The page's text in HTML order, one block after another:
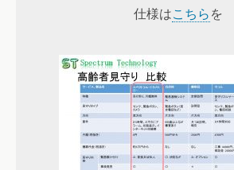
仕様はこちら を